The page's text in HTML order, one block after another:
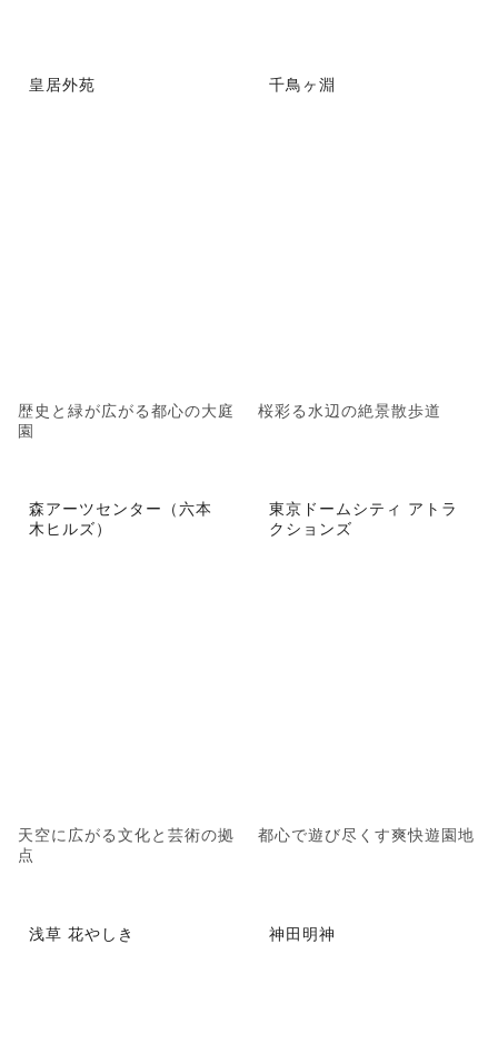
皇居外苑
歴史と緑が広がる都心の大庭
園
千鳥ヶ淵
桜彩る水辺の絶景散歩道
森アーツセンター（六本
木ヒルズ）
天空に広がる文化と芸術の拠
点
東京ドームシティ アトラ
クションズ
都心で遊び尽くす爽快遊園地
浅草 花やしき 神田明神